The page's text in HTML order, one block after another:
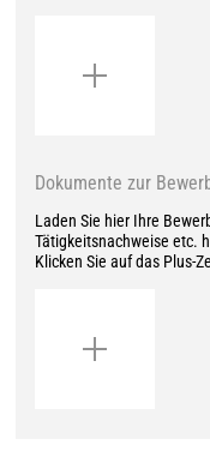
Dokumente zur
Laden Sie hier Ihre
Tätigkeitsnachweise etc.
Klicken Sie auf das Plus-